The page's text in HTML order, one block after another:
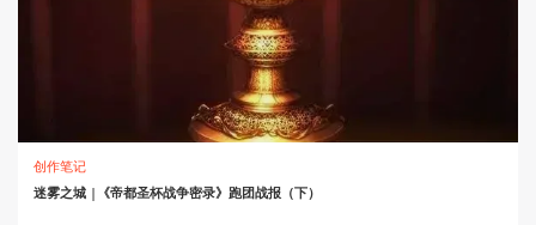
创作笔记
迷雾之城 |《帝都圣杯战争密录》跑团战报（下）